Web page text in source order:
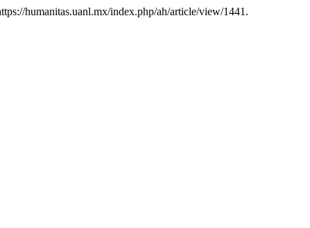
humanitas.uanl.mx/index.php/ah/article/view/1441.